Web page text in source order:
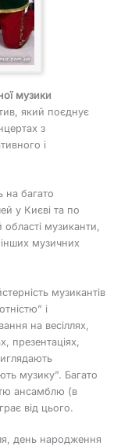
музики
який поєднує
з
і
на багато
у Києві та по
області музиканти,
інших музичних
музикантів
і
на весіллях,
презентаціях,
музику”. Багато
ансамблю (в
від цього.
день народження